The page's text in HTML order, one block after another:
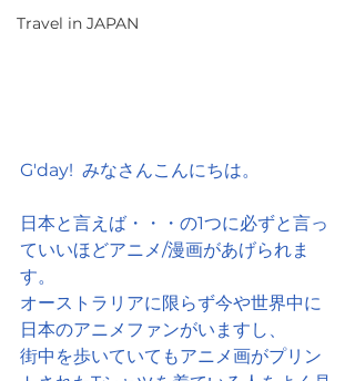
Travel in JAPAN
G'day!  みなさんこんにちは。
日本と言えば・・・の1つに必ずと言っ
ていいほどアニメ/漫画があげられま
す。
オーストラリアに限らず今や世界中に
日本のアニメファンがいますし、
街中を歩いていてもアニメ画がプリン